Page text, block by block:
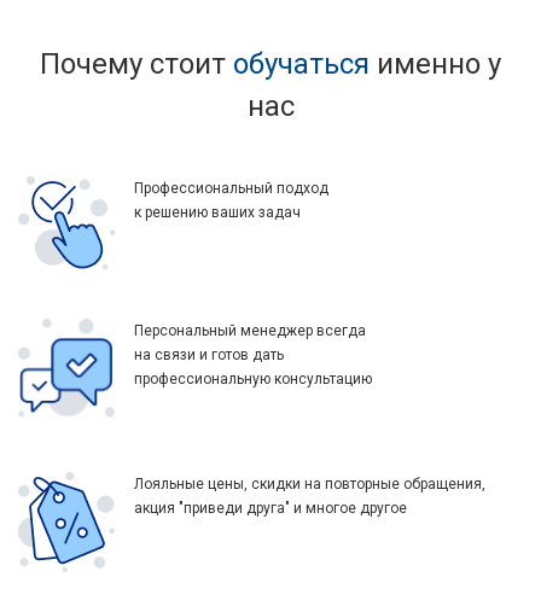
Почему стоит обучаться именно у
нас
Профессиональный подход
к решению ваших задач
Персональный менеджер всегда
на связи и готов дать
профессиональную консультацию
Лояльные цены, скидки на повторные обращения,
акция "приведи друга" и многое другое